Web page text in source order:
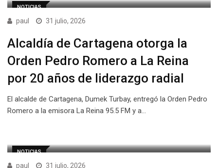
NOTICIAS
paul 31 julio, 2026
Alcaldía de Cartagena otorga la
Orden Pedro Romero a La Reina
por 20 años de liderazgo radial
El alcalde de Cartagena, Dumek Turbay, entregó la Orden Pedro
Romero a la emisora La Reina 95.5 FM y a…
NOTICIAS
paul 31 julio, 2026